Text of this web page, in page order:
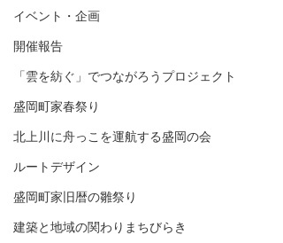
イベント・企画
開催報告
「雲を紡ぐ」でつながろうプロジェクト
盛岡町家春祭り
北上川に舟っこを運航する盛岡の会
ルートデザイン
盛岡町家旧暦の雛祭り
建築と地域の関わりまちびらき